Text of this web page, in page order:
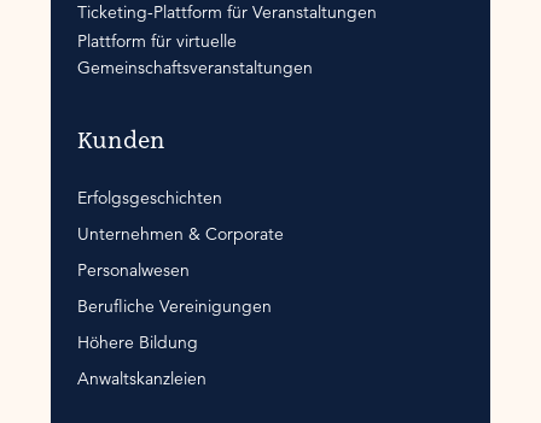
Ticketing-Plattform für Veranstaltungen
Plattform für virtuelle
Gemeinschaftsveranstaltungen
Kunden
Erfolgsgeschichten
Unternehmen & Corporate
Personalwesen
Berufliche Vereinigungen
Höhere Bildung
Anwaltskanzleien